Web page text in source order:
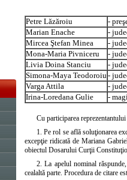
Petre Lăzăroiu
-
Marian Enache
-
Mircea Ştefan Minea
-
Mona-Maria Pivniceru
-
Livia Doina Stanciu
-
Simona-Maya Teodoroiu-
Varga Attila
-
Irina-Loredana Gulie
-
Cu participarea
1. Pe rol se află soluţionarea
excepţie ridicată de Mariana
obiectul Dosarului Curţii
2. La apelul nominal
cealaltă parte. Procedura de citare